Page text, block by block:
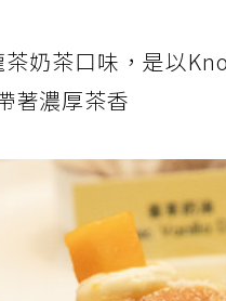
奶茶口味，是以
著濃厚茶香